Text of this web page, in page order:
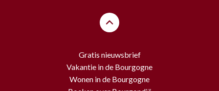
Gratis nieuwsbrief
Vakantie in de Bourgogne
Wonen in de Bourgogne